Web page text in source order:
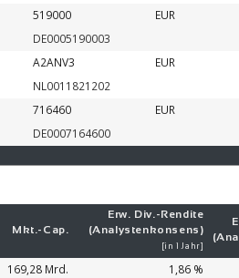
519000 EUR
DE0005190003
A2ANV3 EUR
NL0011821202
716460 EUR
DE0007164600
Mkt.- Cap.
Erw. Div.- Ren­di­te
(Analystenkonsens)
[in 1 Jahr]
169,28 Mrd. 1,86 %